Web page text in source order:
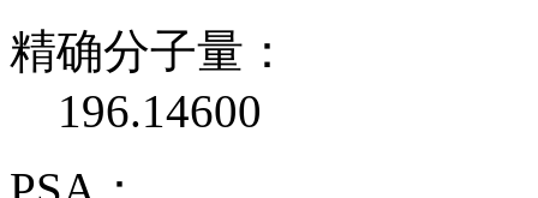
精确分子量：
196.14600